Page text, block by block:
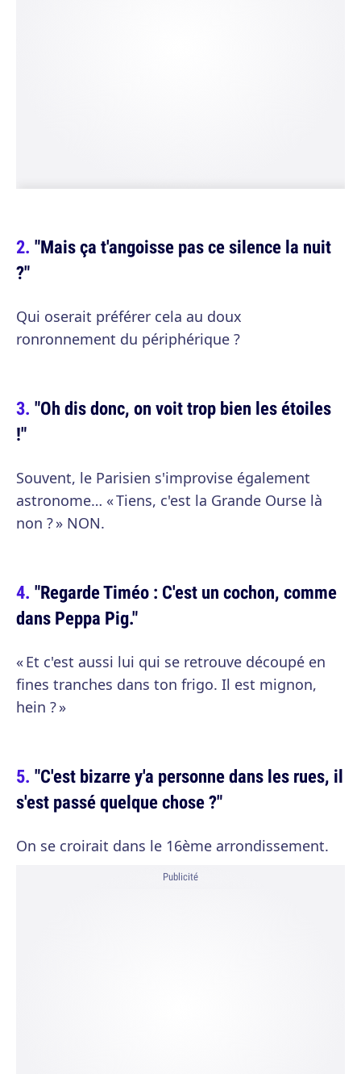
"Mais ça t'angoisse pas ce silence la nuit
?"
Qui oserait préférer cela au doux
ronronnement du périphérique ?
"Oh dis donc, on voit trop bien les étoiles
!"
Souvent, le Parisien s'improvise également
astronome… « Tiens, c'est la Grande Ourse là
non ? » NON.
"Regarde Timéo : C'est un cochon, comme
dans Peppa Pig."
« Et c'est aussi lui qui se retrouve découpé en
fines tranches dans ton frigo. Il est mignon,
hein ? »
"C'est bizarre y'a personne dans les rues, il
s'est passé quelque chose ?"
On se croirait dans le 16ème arrondissement.
Publicité